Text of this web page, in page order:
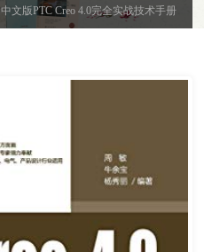
中文版PTC Creo 4.0完全实战技术手册